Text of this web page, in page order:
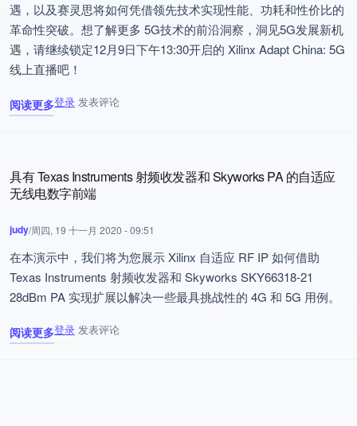
遇，以及赛灵思将如何凭借领先技术实现性能、功耗和性价比的
革命性突破。想了解更多 5G技术的前沿洞察，洞见5G发展新机
遇，请继续锁定12月9日下午13:30开启的 Xilinx Adapt China: 5G
线上直播吧！
阅读更多
关于 Adapt China 5G 主题报告亮点摘要
登录 发表评论
具有 Texas Instruments 射频收发器和 Skyworks PA 的自适应
无线电数字前端
judy/周四, 19 十一月 2020 - 09:51
在本演示中，我们将为您展示 Xilinx 自适应 RF IP 如何借助
Texas Instruments 射频收发器和 Skyworks SKY66318-21
28dBm PA 实现扩展以解决一些最具挑战性的 4G 和 5G 用例。
阅读更多
关于 具有 Texas Instruments 射频收发器和 Skyworks PA 的自适应
登录 发表评论